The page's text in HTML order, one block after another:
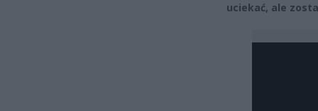
uciekać, ale